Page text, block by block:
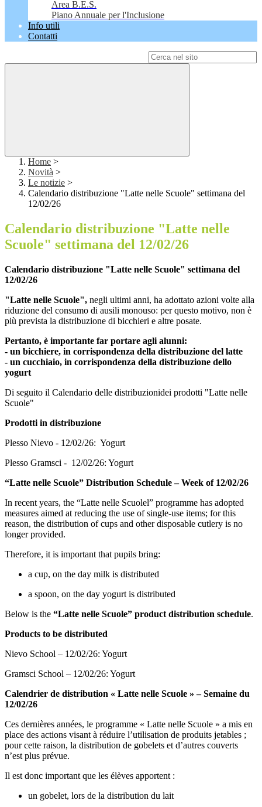
Area B.E.S.
Piano Annuale per l'Inclusione
Info utili
Contatti
Home >
Novità >
Le notizie >
Calendario distribuzione "Latte nelle Scuole" settimana del
12/02/26
Calendario distribuzione "Latte nelle
Scuole" settimana del 12/02/26
Calendario distribuzione "Latte nelle Scuole" settimana del
12/02/26
"Latte nelle Scuole", negli ultimi anni, ha adottato azioni volte alla
riduzione del consumo di ausili monouso: per questo motivo, non è
più prevista la distribuzione di bicchieri e altre posate.
Pertanto, è importante far portare agli alunni:
- un bicchiere, in corrispondenza della distribuzione del latte
- un cucchiaio, in corrispondenza della distribuzione dello
yogurt
Di seguito il Calendario delle distribuzionidei prodotti "Latte nelle
Scuole"
Prodotti in distribuzione
Plesso Nievo - 12/02/26: Yogurt
Plesso Gramsci - 12/02/26: Yogurt
“Latte nelle Scuole” Distribution Schedule – Week of 12/02/26
In recent years, the “Latte nelle Scuolel” programme has adopted
measures aimed at reducing the use of single-use items; for this
reason, the distribution of cups and other disposable cutlery is no
longer provided.
Therefore, it is important that pupils bring:
a cup, on the day milk is distributed
a spoon, on the day yogurt is distributed
Below is the “Latte nelle Scuole” product distribution schedule.
Products to be distributed
Nievo School – 12/02/26: Yogurt
Gramsci School – 12/02/26: Yogurt
Calendrier de distribution « Latte nelle Scuole » – Semaine du
12/02/26
Ces dernières années, le programme « Latte nelle Scuole » a mis en
place des actions visant à réduire l’utilisation de produits jetables ;
pour cette raison, la distribution de gobelets et d’autres couverts
n’est plus prévue.
Il est donc important que les élèves apportent :
un gobelet, lors de la distribution du lait